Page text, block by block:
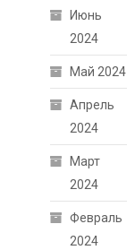
Июнь
2024
Май 2024
Апрель
2024
Март
2024
Февраль
2024